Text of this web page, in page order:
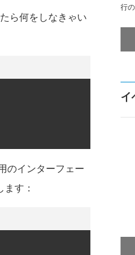
ら何をしなきゃい
のインターフェー
す：
行
イ